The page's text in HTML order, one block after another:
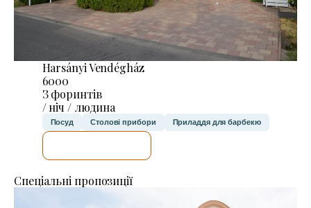
Harsányi Vendégház
6000
З форинтів
/ ніч / людина
Посуд Столові прибори Приладдя для барбекю
Спеціальні пропозиції